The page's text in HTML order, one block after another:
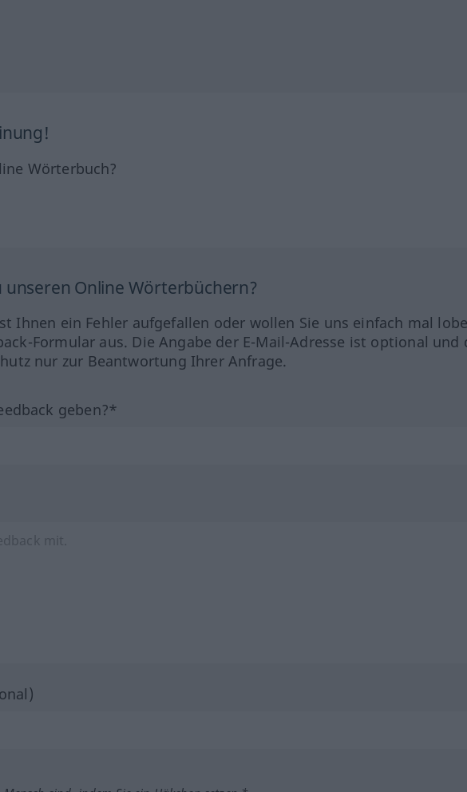
Wörterbuch?
unseren Online Wörterbüchern?
Ihnen ein Fehler aufgefallen oder wollen Sie uns einfach mal
Formular aus. Die Angabe der E-Mail-Adresse ist optional und
nur zur Beantwortung Ihrer Anfrage.
geben?*